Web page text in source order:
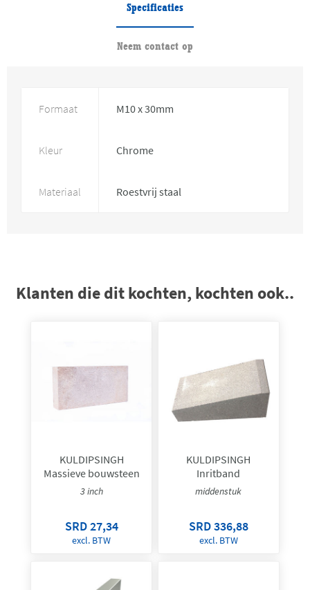
Specificaties
Neem contact op
Formaat M10 x 30mm
Kleur Chrome
Materiaal Roestvrij staal
Klanten die dit kochten, kochten ook..
KULDIPSINGH
Massieve bouwsteen
3 inch
SRD 27,34
excl. BTW
KULDIPSINGH
Inritband
middenstuk
SRD 336,88
excl. BTW